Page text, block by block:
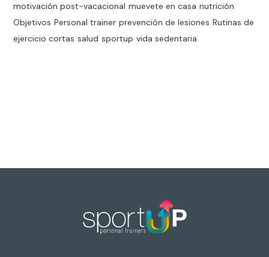
motivación post-vacacional muevete en casa nutrición
Objetivos Personal trainer prevención de lesiones Rutinas de
ejercicio cortas salud sportup vida sedentaria